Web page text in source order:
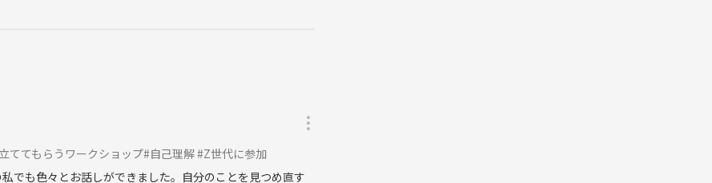
者同士の連絡先の交換は控えてください。
ててもらうワークショップ#自己理解 #Z世代に参加
でも色々とお話しができました。自分のことを見つめ直す